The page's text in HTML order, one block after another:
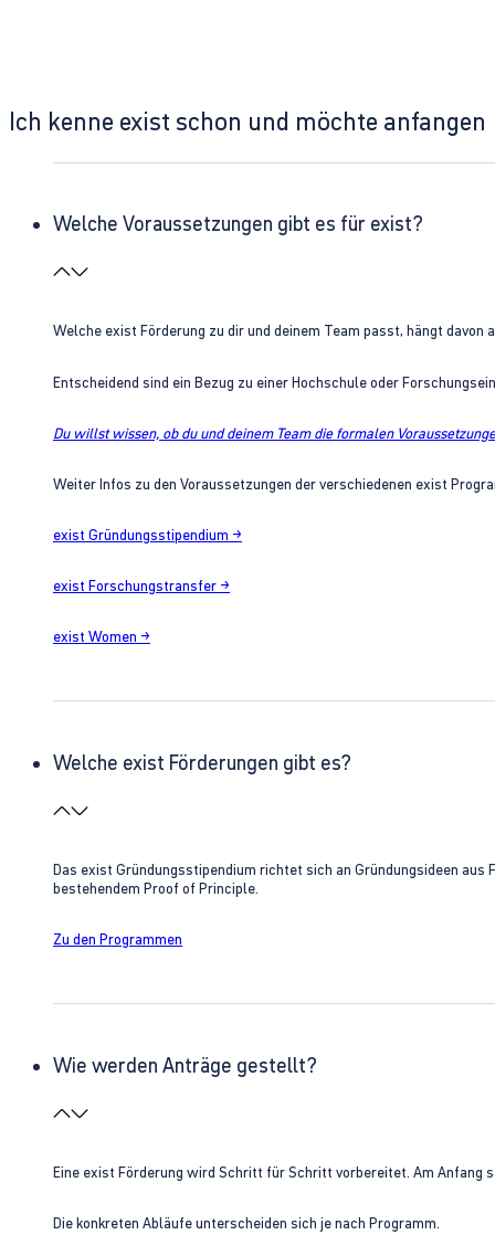
Ich kenne exist schon und möchte anfangen
Welche Voraussetzungen gibt es für exist?
Welche exist Förderung zu dir und deinem Team passt, hängt
Entscheidend sind ein Bezug zu einer Hochschule oder
Du willst wissen, ob du und deinem Team die formalen
Weiter Infos zu den Voraussetzungen der verschiedenen exist
exist Gründungsstipendium →
exist Forschungstransfer →
exist Women →
Welche exist Förderungen gibt es?
Das exist Gründungsstipendium richtet sich an Gründungsideen
bestehendem Proof of Principle.
Zu den Programmen
Wie werden Anträge gestellt?
Eine exist Förderung wird Schritt für Schritt vorbereitet. Am Anfang
Die konkreten Abläufe unterscheiden sich je nach Programm.